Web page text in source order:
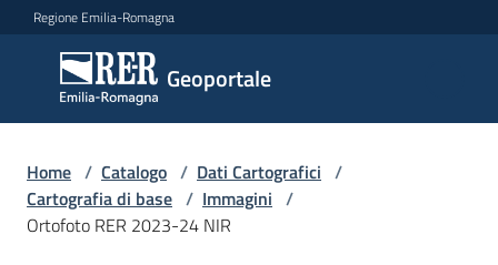
Vai al contenuto
Vai alla navigazione
Vai al footer
Regione Emilia-Romagna
Geoportale
Geoportale
Catalogo
dati,
servizi
Home / Catalogo / Dati Cartografici /
Cartografia di base / Immagini /
Ortofoto RER 2023-24 NIR